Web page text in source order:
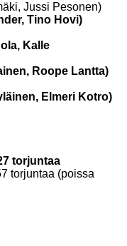
Jussi Pesonen)
Tino Hovi)
Kalle
Roope Lantta)
Elmeri Kotro)
torjuntaa
torjuntaa (poissa